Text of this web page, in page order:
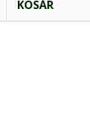
KOSÁR